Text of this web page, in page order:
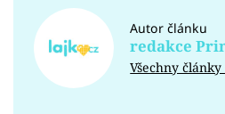
Autor článku
redakce
Všechny